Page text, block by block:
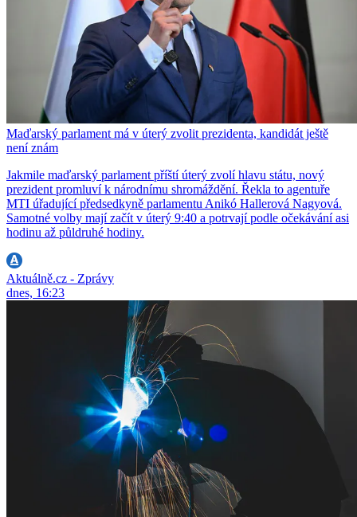
Maďarský parlament má v úterý zvolit prezidenta, kandidát ještě
není znám
Jakmile maďarský parlament příští úterý zvolí hlavu státu, nový
prezident promluví k národnímu shromáždění. Řekla to agentuře
MTI úřadující předsedkyně parlamentu Anikó Hallerová Nagyová.
Samotné volby mají začít v úterý 9:40 a potrvají podle očekávání asi
hodinu až půldruhé hodiny.
Aktuálně.cz - Zprávy
dnes, 16:23